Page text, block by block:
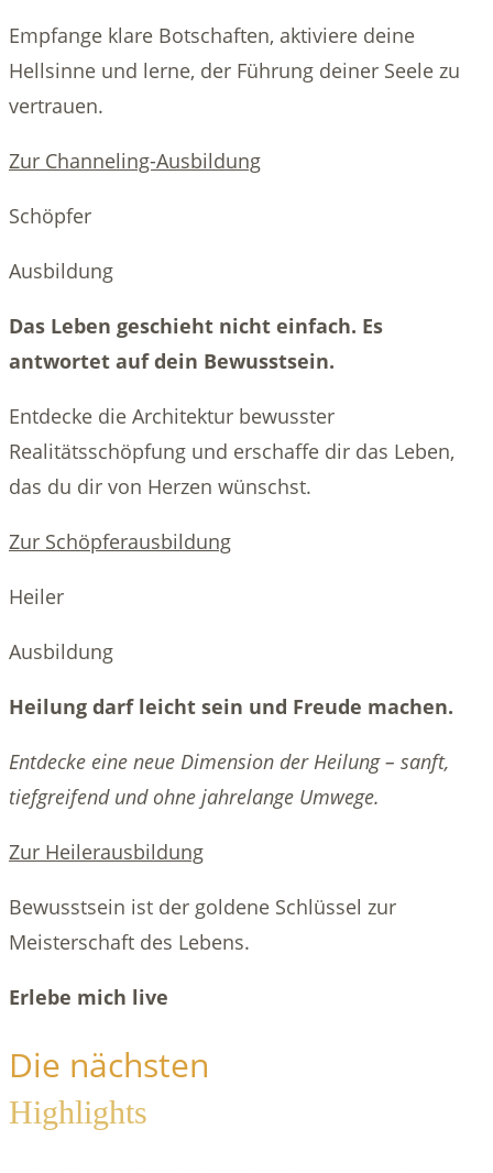
Empfange klare Botschaften, aktiviere deine
Hellsinne und lerne, der Führung deiner Seele zu
vertrauen.
Zur Channeling-Ausbildung
Schöpfer
Ausbildung
Das Leben geschieht nicht einfach. Es
antwortet auf dein Bewusstsein.
Entdecke die Architektur bewusster
Realitätsschöpfung und erschaffe dir das Leben,
das du dir von Herzen wünschst.
Zur Schöpferausbildung
Heiler
Ausbildung
Heilung darf leicht sein und Freude machen.
Entdecke eine neue Dimension der Heilung – sanft,
tiefgreifend und ohne jahrelange Umwege.
Zur Heilerausbildung
Bewusstsein ist der goldene Schlüssel zur
Meisterschaft des Lebens.
Erlebe mich live
Die nächsten
Highlights